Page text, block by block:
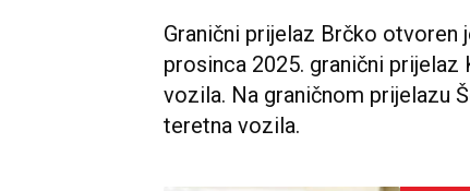
Granični prijelaz Brčko otvoren
prosinca 2025. granični
vozila. Na graničnom prijelazu
teretna vozila.